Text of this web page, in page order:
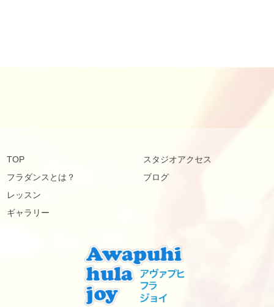
TOP
フラダンスとは？
レッスン
ギャラリー
スタジオアクセス
ブログ